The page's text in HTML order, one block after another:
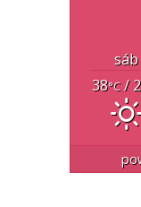
sáb
38°C/